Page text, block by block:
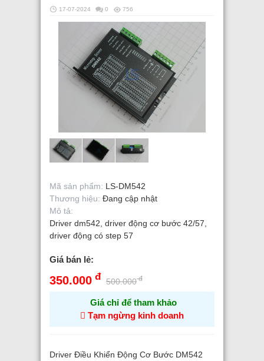
17-07-2024 0 756
Mã sản phẩm: LS-DM542
Thương hiệu: Đang cập nhật
Mô tả:
Driver dm542, driver động cơ bước 42/57,
driver động có step 57
Giá bán lẻ:
350.000 đ 500.000đ
Giá chỉ để tham khảo
Tạm ngừng kinh doanh
Driver Điều Khiển Động Cơ Bước DM542